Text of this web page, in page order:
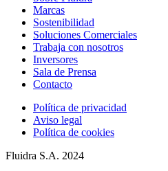
Marcas
Sostenibilidad
Soluciones Comerciales
Trabaja con nosotros
Inversores
Sala de Prensa
Contacto
Política de privacidad
Aviso legal
Política de cookies
Fluidra S.A. 2024